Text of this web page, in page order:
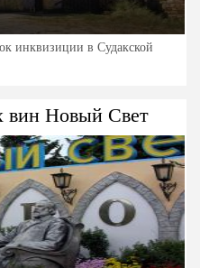
инквизиции в Судакской
вин Новый Свет